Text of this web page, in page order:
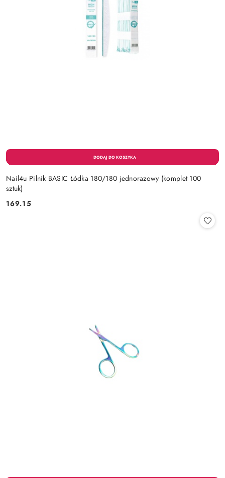
Nail4u Pilnik BASIC Łódka 180/180 jednorazowy (komplet 100
sztuk)
Cena:
169.15